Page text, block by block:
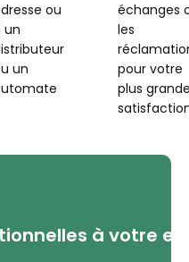
ou
un
un
échanges
les
pour votre
plus
à votre